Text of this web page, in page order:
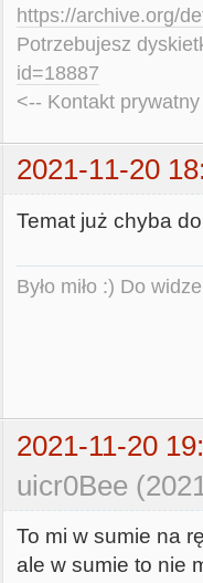
https://archive.org/
Potrzebujesz
id=18887
<-- Kontakt
2021-11-20
Temat już chyba
Było miło :) Do
2021-11-20
uicr0Bee
To mi w sumie na
ale w sumie to nie